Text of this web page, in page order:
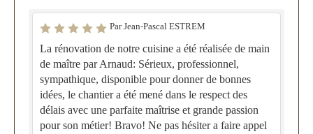
Par Jean-Pascal ESTREM
La rénovation de notre cuisine a été réalisée de main
de maître par Arnaud: Sérieux, professionnel,
sympathique, disponible pour donner de bonnes
idées, le chantier a été mené dans le respect des
délais avec une parfaite maîtrise et grande passion
pour son métier! Bravo! Ne pas hésiter a faire appel